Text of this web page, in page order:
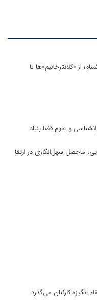
از «کلانترخانیم»ها تا
و علوم قضا بنیاد
ماحصل سهل‌انگاری در ارتقا
انگیزه کارکنان می‌گذرد